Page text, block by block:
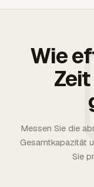
Wie
Messen Sie die
Gesamtkapazität
Sie